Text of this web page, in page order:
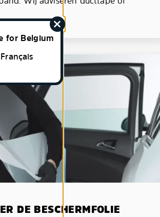
for Belgium
Français
DE BESCHERMFOLIE